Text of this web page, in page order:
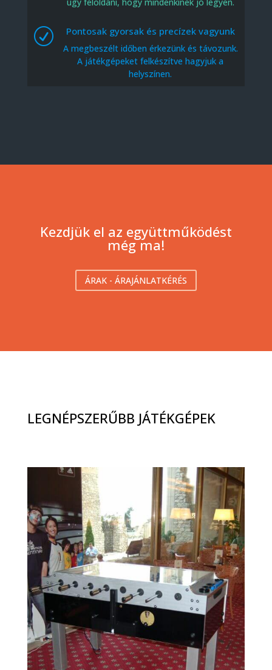
R Pontosak gyorsak és precízek vagyunk
A megbeszélt időben érkezünk és távozunk.
A játékgépeket felkészítve hagyjuk a
helyszínen.
Kezdjük el az együttműködést
még ma!
ÁRAK - ÁRAJÁNLATKÉRÉS
LEGNÉPSZERŰBB JÁTÉKGÉPEK